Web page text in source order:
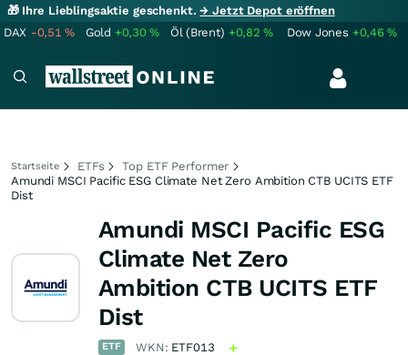
🎁 Ihre Lieblingsaktie geschenkt.→ Jetzt Depot eröffnen
DAX -0,51% Gold +0,30% Öl (Brent) +0,82% Dow Jones +0,46%
Startseite ETFs
Top ETF Performer
Amundi MSCI Pacific ESG Climate Net Zero Ambition CTB UCITS ETF
Dist
Amundi MSCI Pacific ESG
Climate Net Zero
Ambition CTB UCITS ETF
Dist
ETF WKN: ETF013